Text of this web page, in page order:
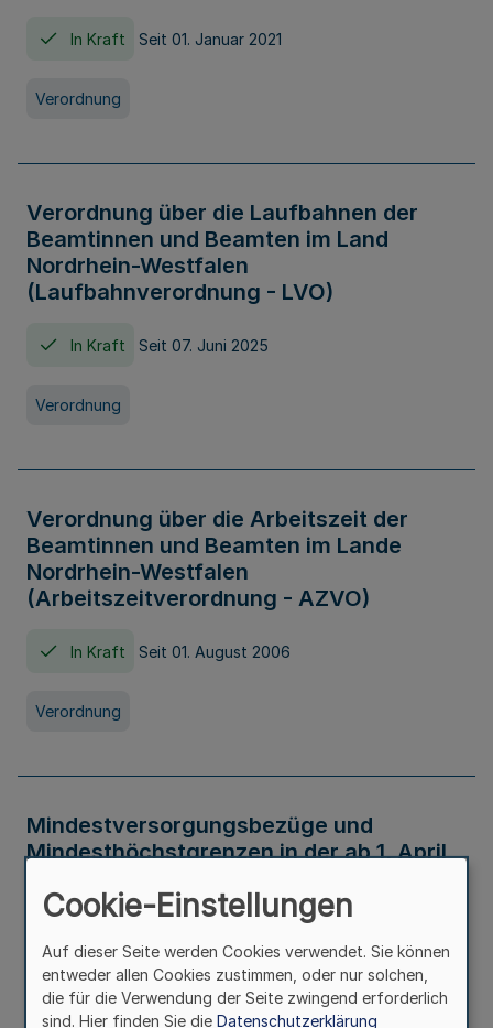
In Kraft Seit 01. Januar 2021
Verordnung
Verordnung über die Laufbahnen der
Beamtinnen und Beamten im Land
Nordrhein-Westfalen
(Laufbahnverordnung - LVO)
In Kraft Seit 07. Juni 2025
Verordnung
Verordnung über die Arbeitszeit der
Beamtinnen und Beamten im Lande
Nordrhein-Westfalen
(Arbeitszeitverordnung - AZVO)
In Kraft Seit 01. August 2006
Verordnung
Mindestversorgungsbezüge und
Mindesthöchstgrenzen in der ab 1. April
Verwaltungsvorschrift
Cookie-Einstellungen
Auf dieser Seite werden Cookies verwendet. Sie können
entweder allen Cookies zustimmen, oder nur solchen,
die für die Verwendung der Seite zwingend erforderlich
sind. Hier finden Sie die Datenschutzerklärung